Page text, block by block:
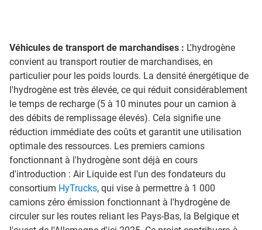
Véhicules de transport de marchandises : L'hydrogène
convient au transport routier de marchandises, en
particulier pour les poids lourds. La densité énergétique de
l'hydrogène est très élevée, ce qui réduit considérablement
le temps de recharge (5 à 10 minutes pour un camion à
des débits de remplissage élevés). Cela signifie une
réduction immédiate des coûts et garantit une utilisation
optimale des ressources. Les premiers camions
fonctionnant à l'hydrogène sont déjà en cours
d'introduction : Air Liquide est l'un des fondateurs du
consortium HyTrucks, qui vise à permettre à 1 000
camions zéro émission fonctionnant à l'hydrogène de
circuler sur les routes reliant les Pays-Bas, la Belgique et